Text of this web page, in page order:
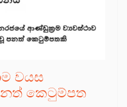
වයස
කෙටුම්පත